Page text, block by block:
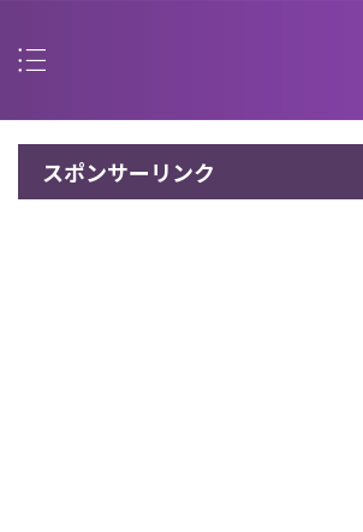
スポンサーリンク